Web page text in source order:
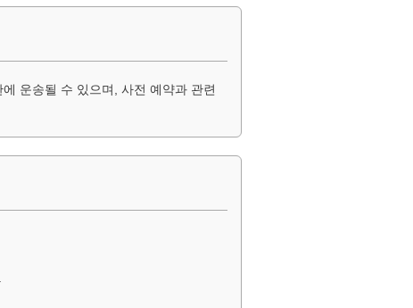
운송될 수 있으며, 사전 예약과 관련